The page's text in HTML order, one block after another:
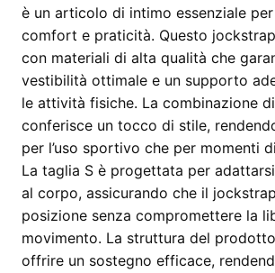
è un articolo di intimo essenziale
comfort e praticità. Questo
con materiali di alta qualità che
vestibilità ottimale e un supporto
le attività fisiche. La combinazione
conferisce un tocco di stile,
per l’uso sportivo che per momenti
La taglia S è progettata per
al corpo, assicurando che il
posizione senza compromettere la
movimento. La struttura del
offrire un sostegno efficace,